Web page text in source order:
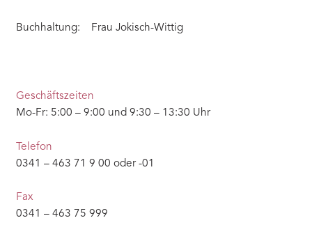
Buchhaltung: Frau Jokisch-Wittig
Geschäftszeiten
Mo-Fr: 5:00 – 9:00 und 9:30 – 13:30 Uhr
Telefon
0341 – 463 71 9 00 oder -01
Fax
0341 – 463 75 999